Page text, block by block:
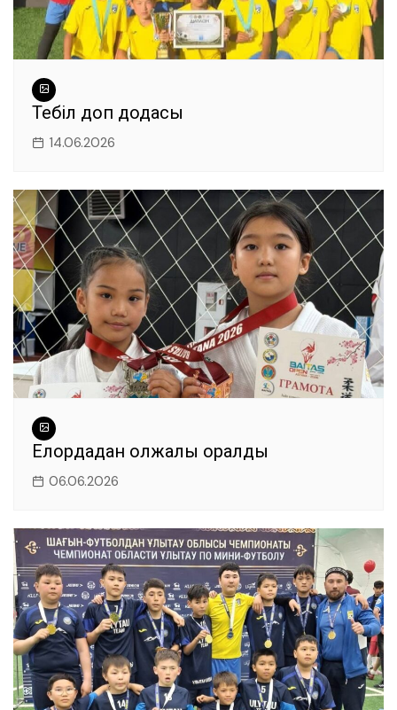
Теңбіл доп додасы
14.06.2026
Елордадан олжалы оралды
06.06.2026